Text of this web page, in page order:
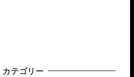
カテゴリー